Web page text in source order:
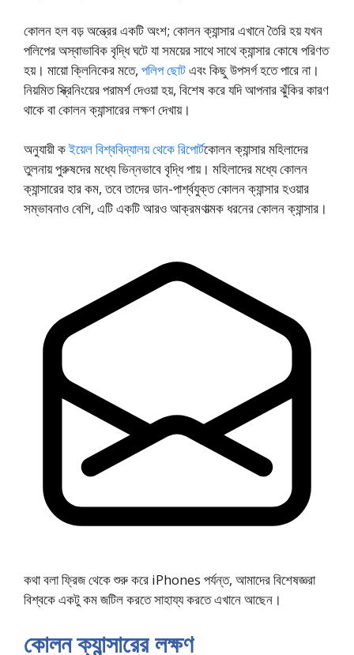
কোলন হল বড় অন্ত্রের একটি অংশ; কোলন ক্যান্সার এখানে তৈরি হয় যখন
পলিপের অস্বাভাবিক বৃদ্ধি ঘটে যা সময়ের সাথে সাথে ক্যান্সার কোষে পরিণত
হয়। মায়ো ক্লিনিকের মতে, পলিপ ছোটএবং কিছু উপসর্গ হতে পারে না।
নিয়মিত স্ক্রিনিংয়ের পরামর্শ দেওয়া হয়, বিশেষ করে যদি আপনার ঝুঁকির কারণ
থাকে বা কোলন ক্যান্সারের লক্ষণ দেখায়।
অনুযায়ী কইয়েল বিশ্ববিদ্যালয় থেকে রিপোর্টকোলন ক্যান্সার মহিলাদের
তুলনায় পুরুষদের মধ্যে ভিন্নভাবে বৃদ্ধি পায়। মহিলাদের মধ্যে কোলন
ক্যান্সারের হার কম, তবে তাদের ডান-পার্শ্বযুক্ত কোলন ক্যান্সার হওয়ার
সম্ভাবনাও বেশি, এটি একটি আরও আক্রমণাত্মক ধরনের কোলন ক্যান্সার।
কথা বলা ফ্রিজ থেকে শুরু করে iPhones পর্যন্ত, আমাদের বিশেষজ্ঞরা
বিশ্বকে একটু কম জটিল করতে সাহায্য করতে এখানে আছেন।
কোলন ক্যান্সারের লক্ষণ